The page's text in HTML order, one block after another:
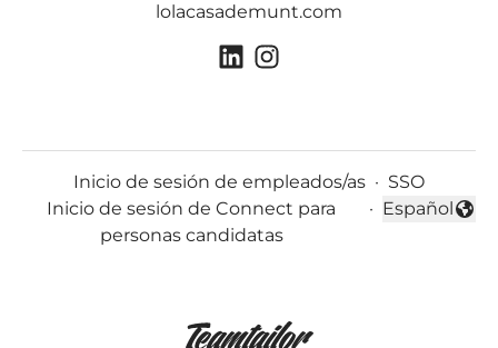
lolacasademunt.com
Inicio de sesión de empleados/as · SSO
Inicio de sesión de Connect para
personas candidatas
·
Cambiar
Español